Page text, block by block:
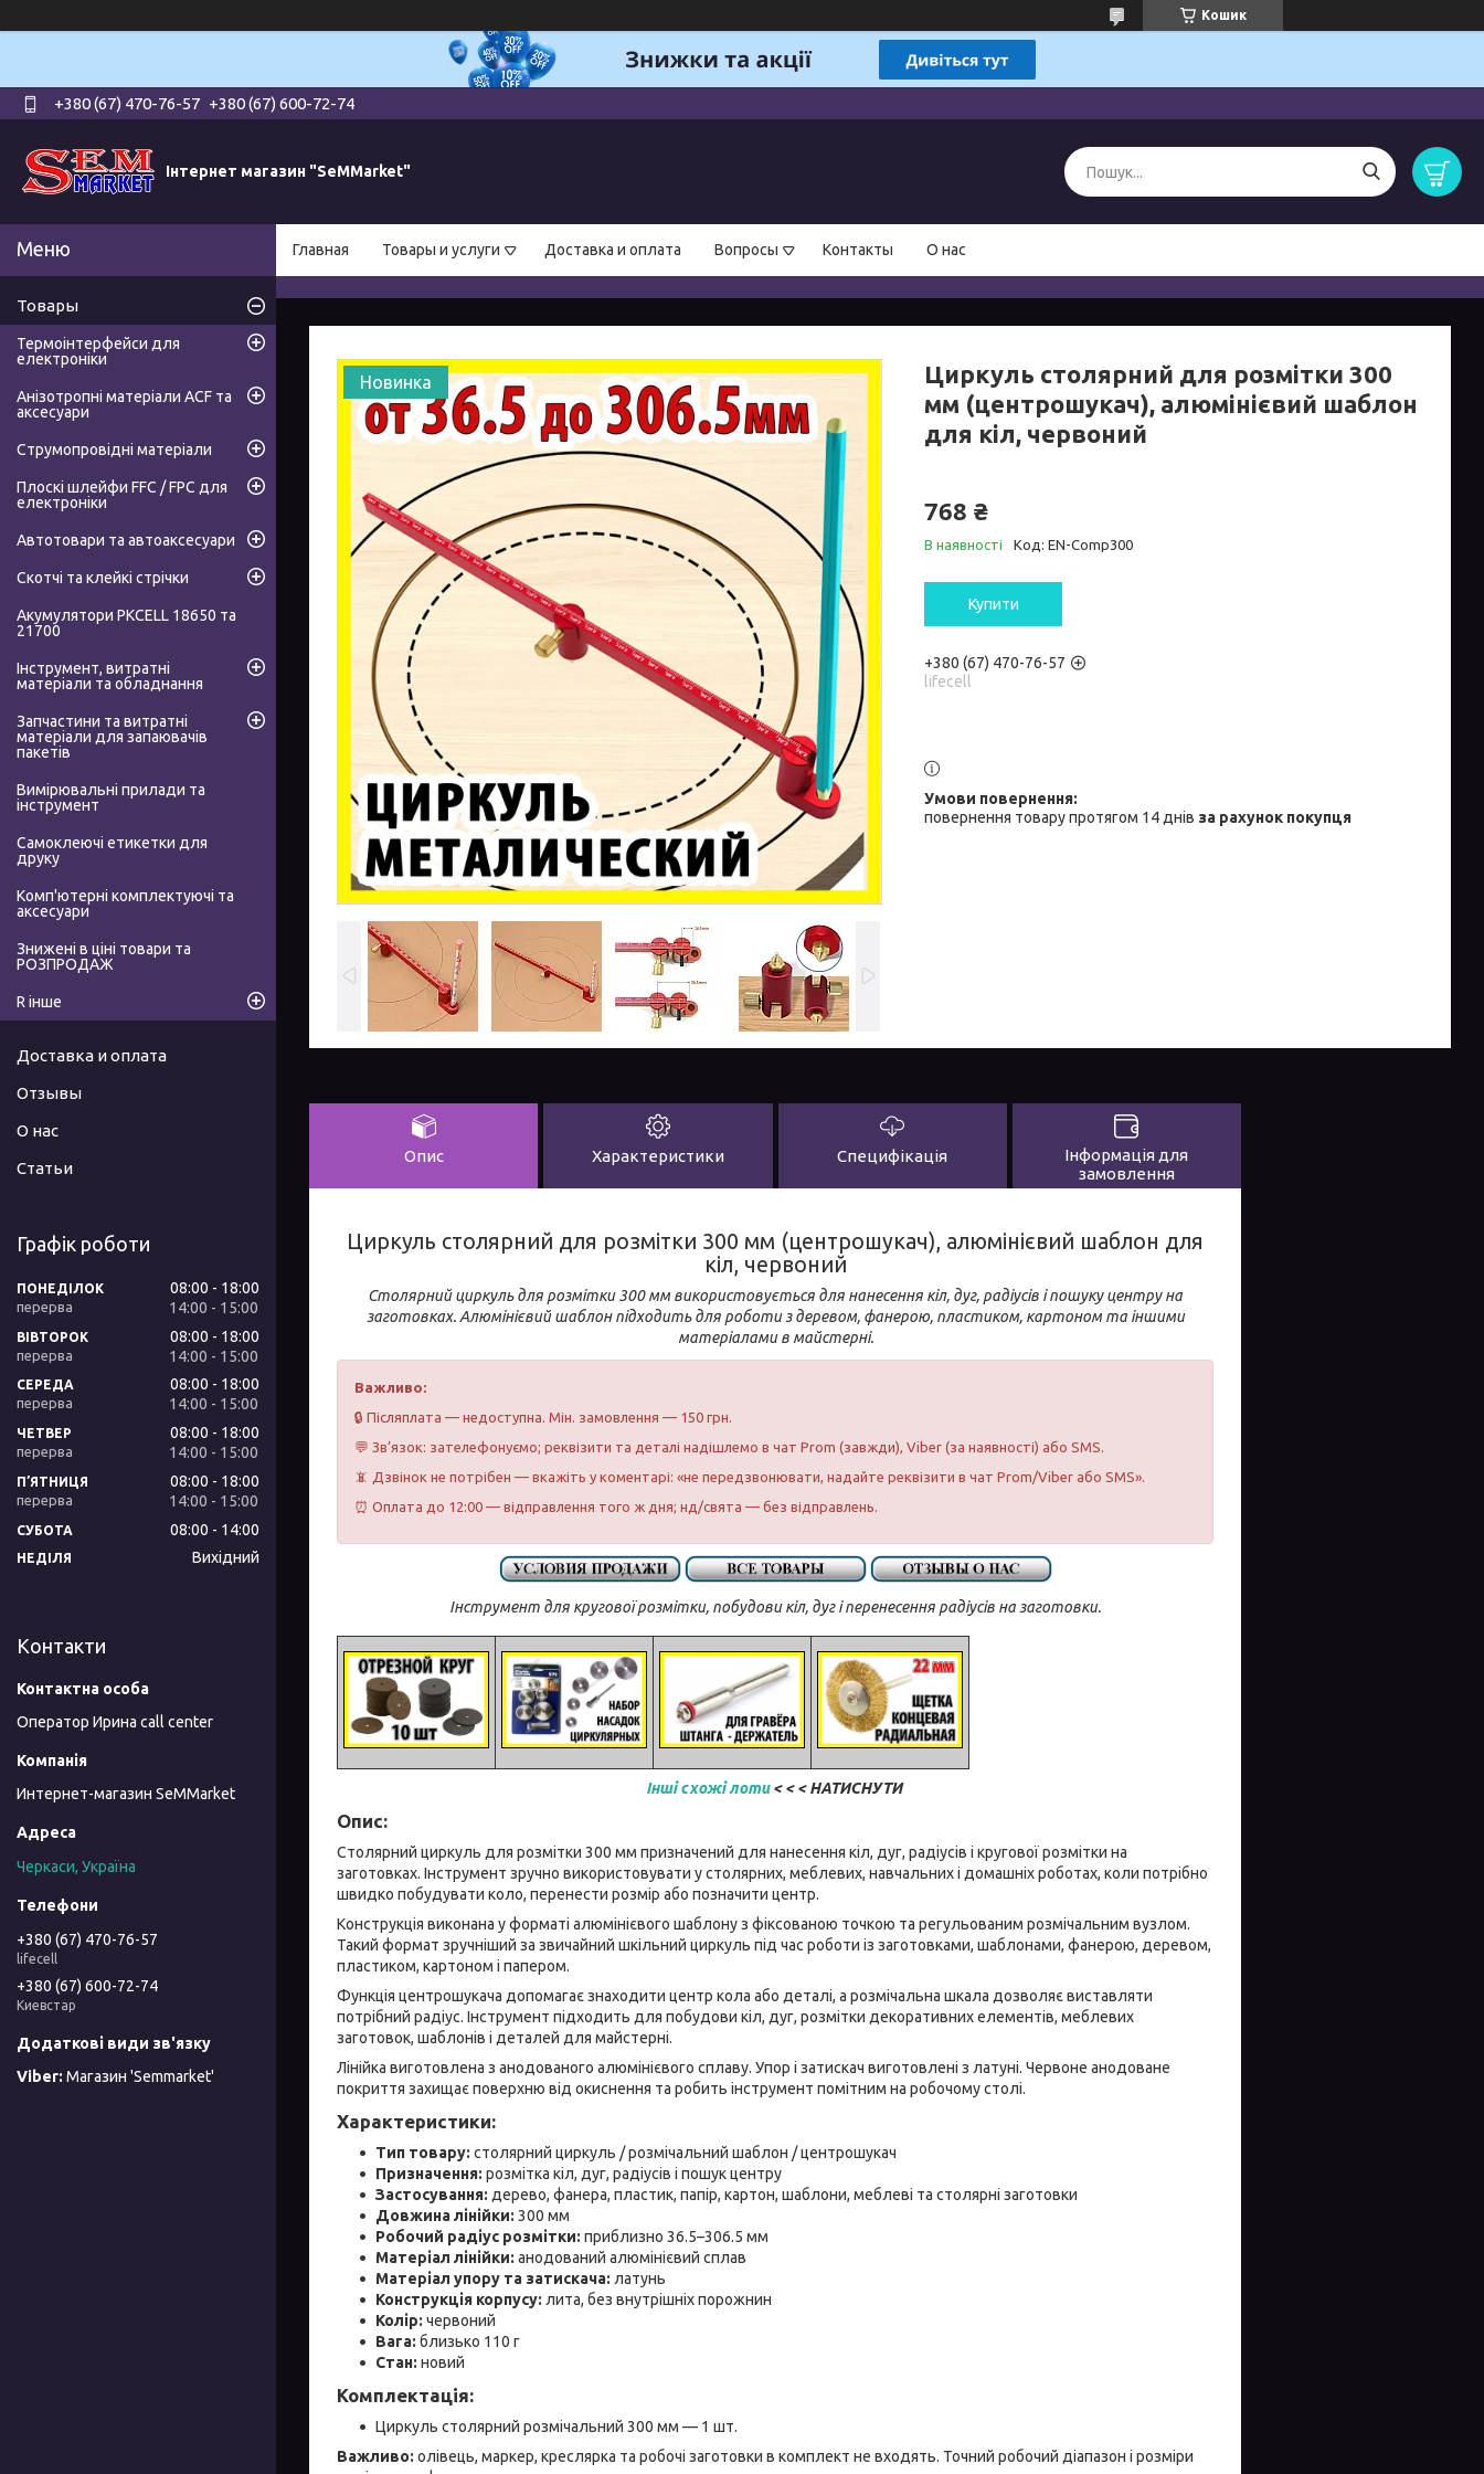
Кошик
+380 (67) 470-76-57 +380 (67) 600-72-74
Інтернет магазин "SeMMarket"
Главная Товары и услуги Доставка и оплата Вопросы Контакты О нас
Новинка
Циркуль столярний для розмітки 300
мм (центрошукач), алюмінієвий шаблон
для кіл, червоний
768 ₴
В наявності Код: EN-Comp300
Купити
+380 (67) 470-76-57
lifecell
повернення товару протягом 14 днів за рахунок покупця
Опис Характеристики Специфікація
Інформація для
замовлення
Циркуль столярний для розмітки 300 мм (центрошукач), алюмінієвий шаблон для
кіл, червоний
Столярний циркуль для розмітки 300 мм використовується для нанесення кіл, дуг, радіусів і пошуку центру на
заготовках. Алюмінієвий шаблон підходить для роботи з деревом, фанерою, пластиком, картоном та іншими
матеріалами в майстерні.
Важливо:
🔒 Післяплата — недоступна. Мін. замовлення — 150 грн.
💬 Зв’язок: зателефонуємо; реквізити та деталі надішлемо в чат Prom (завжди), Viber (за наявності) або SMS.
📵 Дзвінок не потрібен — вкажіть у коментарі: «не передзвонювати, надайте реквізити в чат Prom/Viber або SMS».
⏰ Оплата до 12:00 — відправлення того ж дня; нд/свята — без відправлень.
Інструмент для кругової розмітки, побудови кіл, дуг і перенесення радіусів на заготовки.
Інші схожі лоти< < < НАТИСНУТИ
Опис:
Столярний циркуль для розмітки 300 мм призначений для нанесення кіл, дуг, радіусів і кругової розмітки на
заготовках. Інструмент зручно використовувати у столярних, меблевих, навчальних і домашніх роботах, коли потрібно
швидко побудувати коло, перенести розмір або позначити центр.
Конструкція виконана у форматі алюмінієвого шаблону з фіксованою точкою та регульованим розмічальним вузлом.
Такий формат зручніший за звичайний шкільний циркуль під час роботи із заготовками, шаблонами, фанерою, деревом,
пластиком, картоном і папером.
Функція центрошукачa допомагає знаходити центр кола або деталі, а розмічальна шкала дозволяє виставляти
потрібний радіус. Інструмент підходить для побудови кіл, дуг, розмітки декоративних елементів, меблевих
заготовок, шаблонів і деталей для майстерні.
Лінійка виготовлена з анодованого алюмінієвого сплаву. Упор і затискач виготовлені з латуні. Червоне анодоване
покриття захищає поверхню від окиснення та робить інструмент помітним на робочому столі.
Характеристики:
Тип товару: столярний циркуль / розмічальний шаблон / центрошукач
Призначення: розмітка кіл, дуг, радіусів і пошук центру
Застосування: дерево, фанера, пластик, папір, картон, шаблони, меблеві та столярні заготовки
Довжина лінійки: 300 мм
Робочий радіус розмітки: приблизно 36.5–306.5 мм
Матеріал лінійки: анодований алюмінієвий сплав
Матеріал упору та затискача: латунь
Конструкція корпусу: лита, без внутрішніх порожнин
Колір: червоний
Вага: близько 110 г
Стан: новий
Комплектація:
Циркуль столярний розмічальний 300 мм — 1 шт.
Важливо: олівець, маркер, креслярка та робочі заготовки в комплект не входять. Точний робочий діапазон і розміри
Товары
Термоінтерфейси для
електроніки
Анізотропні матеріали ACF та
аксесуари
Струмопровідні матеріали
Плоскі шлейфи FFC / FPC для
електроніки
Автотовари та автоаксесуари
Скотчі та клейкі стрічки
Акумулятори PKCELL 18650 та
21700
Інструмент, витратні
матеріали та обладнання
Запчастини та витратні
матеріали для запаювачів
пакетів
Вимірювальні прилади та
інструмент
Самоклеючі етикетки для
друку
Комп'ютерні комплектуючі та
аксесуари
Знижені в ціні товари та
РОЗПРОДАЖ
R інше
Доставка и оплата
Отзывы
О нас
Статьи
Графік роботи
ПОНЕДІЛОК 08:00
18:00
14:00
15:00
ВІВТОРОК 08:00
18:00
14:00
15:00
СЕРЕДА 08:00
18:00
14:00
15:00
ЧЕТВЕР 08:00
18:00
14:00
15:00
ПʼЯТНИЦЯ 08:00
18:00
14:00
15:00
СУБОТА 08:00 14:00
НЕДІЛЯ Вихідний
Контакти
Оператор Ирина call center
Интернет-магазин SeMMarket
Черкаси, Україна
+380 (67) 470-76-57
lifecell
+380 (67) 600-72-74
Киевстар
Магазин 'Semmarket'